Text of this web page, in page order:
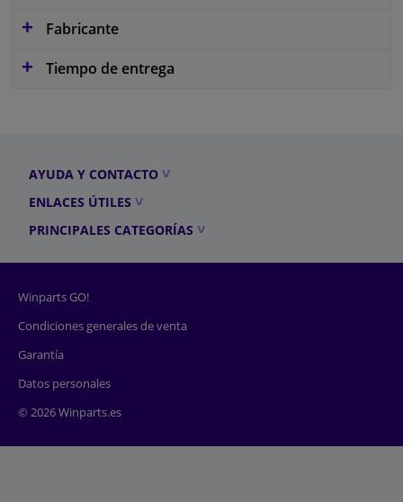
Fabricante
Tiempo de entrega
AYUDA Y CONTACTO
ENLACES ÚTILES
PRINCIPALES CATEGORÍAS
Winparts GO!
Condiciones generales de venta
Garantía
Datos personales
© 2026 Winparts.es